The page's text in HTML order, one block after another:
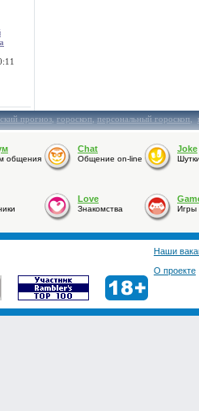
прогноз,гороскоп,персональный гороскоп,
общения
Chat
Общение on-line
Joke
Love
Знакомства Игры
Наши
О проекте